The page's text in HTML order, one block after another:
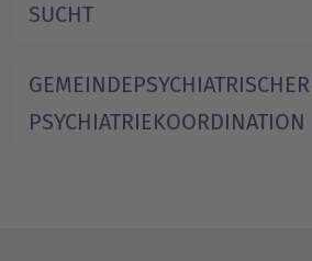
SUCHT
PSYCHIATRIE­KOORDINATION